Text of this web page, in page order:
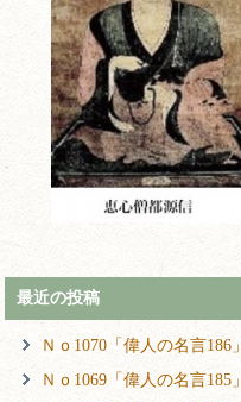
最近の投稿
Ｎｏ1070「偉人の名言186」
Ｎｏ1069「偉人の名言185」